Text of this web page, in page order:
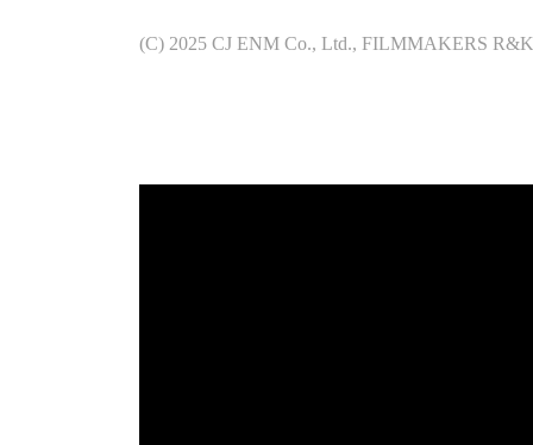
(C) 2025 CJ ENM Co., Ltd., FILMMAKERS